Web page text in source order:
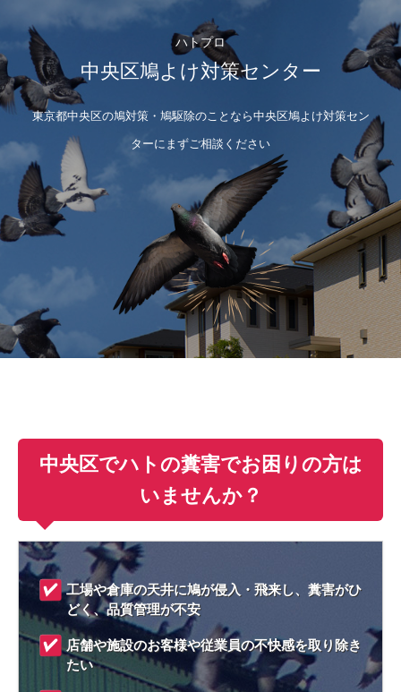
ハトプロ
中央区鳩よけ対策センター
東京都中央区の鳩対策・鳩駆除のことなら中央区鳩よけ対策セン
ターにまずご相談ください
中央区でハトの糞害でお困りの方は
いませんか？
工場や倉庫の天井に鳩が侵入・飛来し、糞害がひ
どく、品質管理が不安
店舗や施設のお客様や従業員の不快感を取り除き
たい